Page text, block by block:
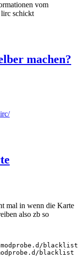
vom
lirc schickt
machen?
mal in wenn die Karte
also zb so
blacklist